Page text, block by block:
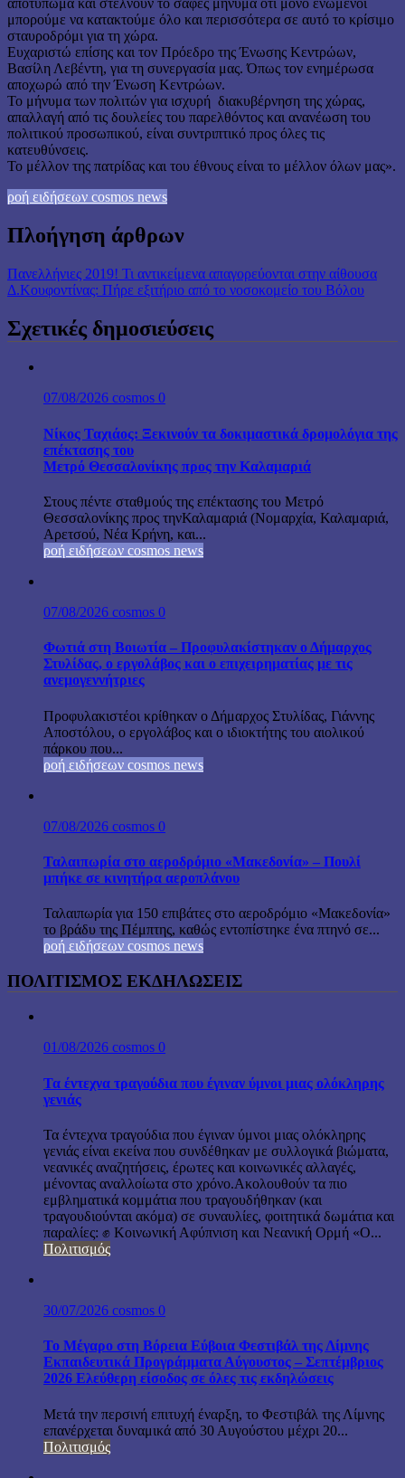
μπορούμε να κατακτούμε όλο και περισσότερα σε αυτό το κρίσιμο
σταυροδρόμι για τη χώρα.
Ευχαριστώ επίσης και τον Πρόεδρο της Ένωσης Κεντρώων,
Βασίλη Λεβέντη, για τη συνεργασία μας. Όπως τον ενημέρωσα
αποχωρώ από την Ένωση Κεντρώων.
Το μήνυμα των πολιτών για ισχυρή διακυβέρνηση της χώρας,
απαλλαγή από τις δουλείες του παρελθόντος και ανανέωση του
πολιτικού προσωπικού, είναι συντριπτικό προς όλες τις
κατευθύνσεις.
Το μέλλον της πατρίδας και του έθνους είναι το μέλλον όλων μας».
ροή ειδήσεων cosmos news
Πλοήγηση άρθρων
Πανελλήνιες 2019! Τι αντικείμενα απαγορεύονται στην αίθουσα
Δ.Κουφοντίνας: Πήρε εξιτήριο από το νοσοκομείο του Βόλου
Σχετικές δημοσιεύσεις
07/08/2026 cosmos 0
Νίκος Ταχιάος: Ξεκινούν τα δοκιμαστικά δρομολόγια της
επέκτασης του
Μετρό Θεσσαλονίκης προς την Καλαμαριά
Στους πέντε σταθμούς της επέκτασης του Μετρό
Θεσσαλονίκης προς τηνΚαλαμαριά (Νομαρχία, Καλαμαριά,
Αρετσού, Νέα Κρήνη, και...
ροή ειδήσεων cosmos news
07/08/2026 cosmos 0
Φωτιά στη Βοιωτία – Προφυλακίστηκαν ο Δήμαρχος
Στυλίδας, ο εργολάβος και ο επιχειρηματίας με τις
ανεμογεννήτριες
Προφυλακιστέοι κρίθηκαν ο Δήμαρχος Στυλίδας, Γιάννης
Αποστόλου, ο εργολάβος και ο ιδιοκτήτης του αιολικού
πάρκου που...
ροή ειδήσεων cosmos news
07/08/2026 cosmos 0
Ταλαιπωρία στο αεροδρόμιο «Μακεδονία» – Πουλί
μπήκε σε κινητήρα αεροπλάνου
Ταλαιπωρία για 150 επιβάτες στο αεροδρόμιο «Μακεδονία»
το βράδυ της Πέμπτης, καθώς εντοπίστηκε ένα πτηνό σε...
ροή ειδήσεων cosmos news
ΠΟΛΙΤΙΣΜΟΣ ΕΚΔΗΛΩΣΕΙΣ
01/08/2026 cosmos 0
Τα έντεχνα τραγούδια που έγιναν ύμνοι μιας ολόκληρης
γενιάς
Τα έντεχνα τραγούδια που έγιναν ύμνοι μιας ολόκληρης
γενιάς είναι εκείνα που συνδέθηκαν με συλλογικά βιώματα,
νεανικές αναζητήσεις, έρωτες και κοινωνικές αλλαγές,
μένοντας αναλλοίωτα στο χρόνο.Ακολουθούν τα πιο
εμβληματικά κομμάτια που τραγουδήθηκαν (και
τραγουδιούνται ακόμα) σε συναυλίες, φοιτητικά δωμάτια και
παραλίες: ✊ Κοινωνική Αφύπνιση και Νεανική Ορμή «Ο...
Πολιτισμός
30/07/2026 cosmos 0
Το Μέγαρο στη Βόρεια Εύβοια Φεστιβάλ της Λίμνης
Εκπαιδευτικά Προγράμματα Αύγουστος – Σεπτέμβριος
2026 Ελεύθερη είσοδος σε όλες τις εκδηλώσεις
Μετά την περσινή επιτυχή έναρξη, το Φεστιβάλ της Λίμνης
επανέρχεται δυναμικά από 30 Αυγούστου μέχρι 20...
Πολιτισμός